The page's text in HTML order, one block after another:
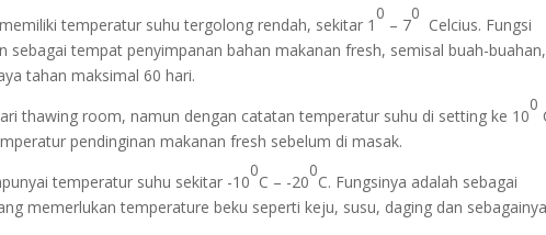
temperatur suhu tergolong rendah, sekitar 1
0
– 7
0
Celcius. Fungsi
sebagai tempat penyimpanan bahan makanan fresh, semisal buah-buahan,
tahan maksimal 60 hari.
thawing room, namun dengan catatan temperatur suhu di setting ke 10
0
pendinginan makanan fresh sebelum di masak.
temperatur suhu sekitar -10
0
C – -20
0
C. Fungsinya adalah sebagai
memerlukan temperature beku seperti keju, susu, daging dan